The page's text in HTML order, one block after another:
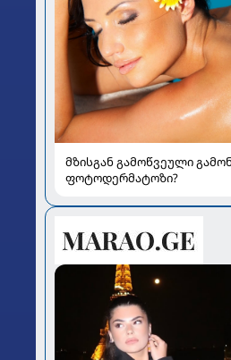
მზისგან გამოწვეული
ფოტოდერმატოზი?